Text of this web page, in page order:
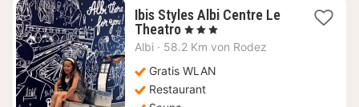
Ibis Styles Albi Centre Le
Theatro1
Nacht
86,36
€
, 3 Sterne
Albi · 58.2 Km von Rodez
Gratis WLAN
Restaurant